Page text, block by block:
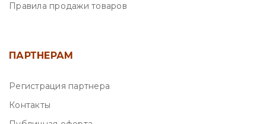
Правила продажи товаров
ПАРТНЕРАМ
Регистрация партнера
Контакты